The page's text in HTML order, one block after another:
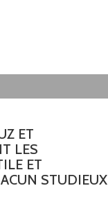
ET
LES
ET
STUDIEUX